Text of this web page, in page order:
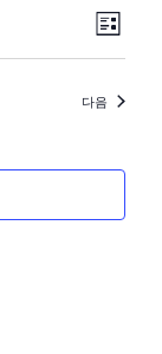
보
기
탐
이
벤
트
보
탐
색
목
록
다음행사